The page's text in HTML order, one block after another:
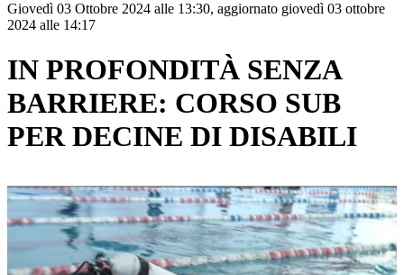
Giovedì 03 Ottobre 2024 alle 13:30, aggiornato giovedì 03 ottobre
2024 alle 14:17
IN PROFONDITÀ SENZA
BARRIERE: CORSO SUB
PER DECINE DI DISABILI